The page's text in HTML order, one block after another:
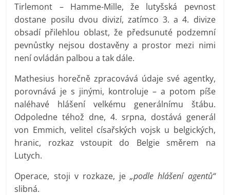
Tirlemont – Hamme-Mille, že lutyšská pevnost
dostane posilu dvou divizí, zatímco 3. a 4. divize
obsadí přilehlou oblast, že předsunuté podzemní
pevnůstky nejsou dostavěny a prostor mezi nimi
není ovládán palbou a tak dále.
Mathesius horečně zpracovává údaje své agentky,
porovnává je s jinými, kontroluje – a potom píše
naléhavé hlášení velkému generálnímu štábu.
Odpoledne téhož dne, 4. srpna, dostává generál
von Emmich, velitel císařských vojsk u belgických,
hranic, rozkaz vstoupit do Belgie směrem na
Lutych.
Operace, stoji v rozkaze, je„podle hlášení agentů“
slibná.